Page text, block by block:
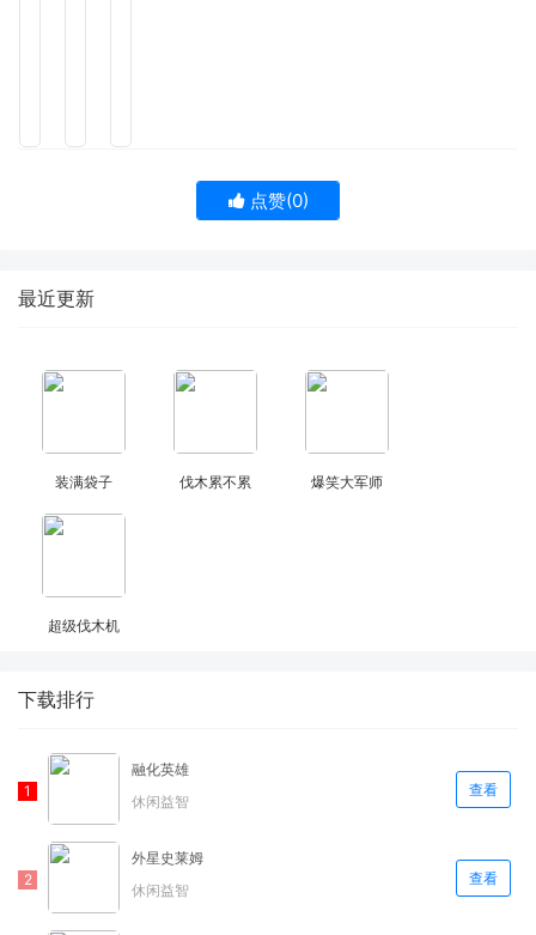
点赞(0)
最近更新
装满袋子 伐木累不累 爆笑大军师
超级伐木机
下载排行
融化英雄
休闲益智
查看
外星史莱姆
休闲益智
查看